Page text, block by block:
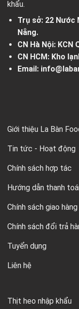
khẩu.
Trụ sở: 22 Nước
Nẵng.
CN Hà Nội: KCN
CN HCM: Kho
Email:
Giới thiệu La Bàn
Tin tức - Hoạt động
Chính sách hợp tác
Hướng dẫn thanh
Chính sách giao hàng
Chính sách đổi trả
Tuyển dụng
Liên hệ
Thịt heo nhập khẩu